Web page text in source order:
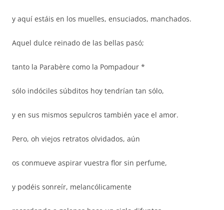
y aquí estáis en los muelles, ensuciados, manchados.
Aquel dulce reinado de las bellas pasó;
tanto la Parabère como la Pompadour *
sólo indóciles súbditos hoy tendrían tan sólo,
y en sus mismos sepulcros también yace el amor.
Pero, oh viejos retratos olvidados, aún
os conmueve aspirar vuestra flor sin perfume,
y podéis sonreír, melancólicamente